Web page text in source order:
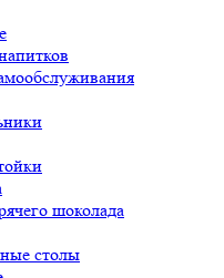
шоколада
столы